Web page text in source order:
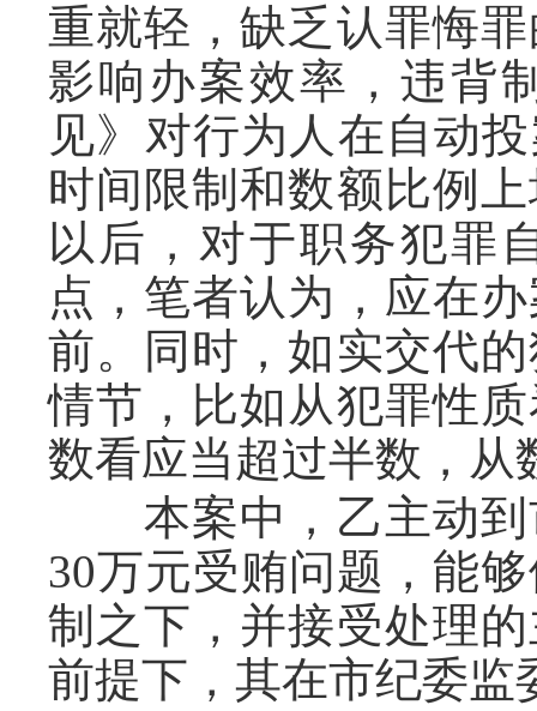
重就轻，缺乏认罪悔
影响办案效率，违背
见》对行为人在自动
时间限制和数额比例
以后，对于职务犯罪
点，笔者认为，应在
前。同时，如实交代
情节，比如从犯罪性
数看应当超过半数，从
本案中，乙主动到
30万元受贿问题，能
制之下，并接受处理
前提下，其在市纪委监